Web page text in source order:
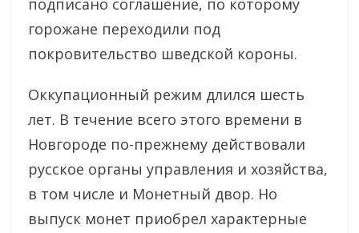
подписано соглашение, по которому
горожане переходили под
покровительство шведской короны.
Оккупационный режим длился шесть
лет. В течение всего этого времени в
Новгороде по-прежнему действовали
русское органы управления и хозяйства,
в том числе и Монетный двор. Но
выпуск монет приобрел характерные